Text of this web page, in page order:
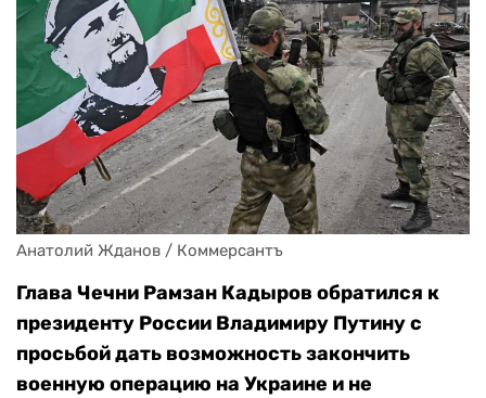
Анатолий Жданов / Коммерсантъ
Глава Чечни Рамзан Кадыров обратился к
президенту России Владимиру Путину с
просьбой дать возможность закончить
военную операцию на Украине и не